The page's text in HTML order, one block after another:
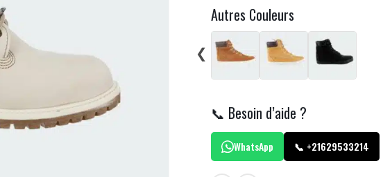
Autres Couleurs
❮
📞 Besoin d’aide ?
WhatsApp 📞 +21629533214